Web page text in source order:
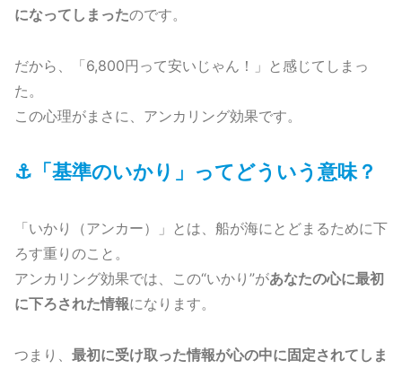
になってしまったのです。
だから、「6,800円って安いじゃん！」と感じてしまっ
た。
この心理がまさに、アンカリング効果です。
⚓「基準のいかり」ってどういう意味？
「いかり（アンカー）」とは、船が海にとどまるために下
ろす重りのこと。
アンカリング効果では、この“いかり”があなたの心に最初
に下ろされた情報になります。
つまり、 最初に受け取った情報が心の中に固定されてしま